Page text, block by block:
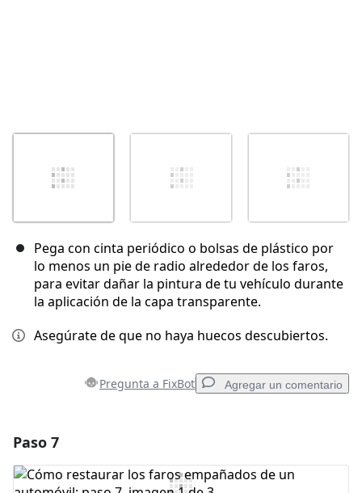
Pega con cinta periódico o bolsas de plástico por
lo menos un pie de radio alrededor de los faros,
para evitar dañar la pintura de tu vehículo durante
la aplicación de la capa transparente.
Asegúrate de que no haya huecos descubiertos.
Pregunta a FixBot Agregar un comentario
Agregar Comentario
Paso 7